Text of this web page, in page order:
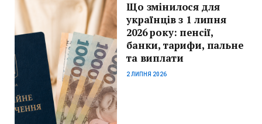
Що змінилося для
українців з 1 липня
2026 року: пенсії,
банки, тарифи, пальне
та виплати
2 ЛИПНЯ 2026